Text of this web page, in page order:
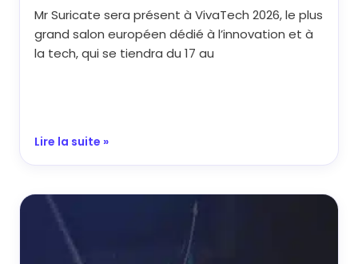
Mr Suricate sera présent à VivaTech 2026, le plus
grand salon européen dédié à l’innovation et à
la tech, qui se tiendra du 17 au
Lire la suite »